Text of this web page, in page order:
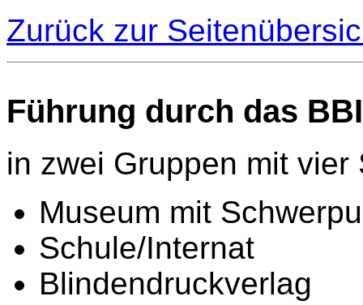
Zurück zur
Führung durch das BBI
in zwei Gruppen mit vier
Museum mit
Schule/Internat
Blindendruckverlag